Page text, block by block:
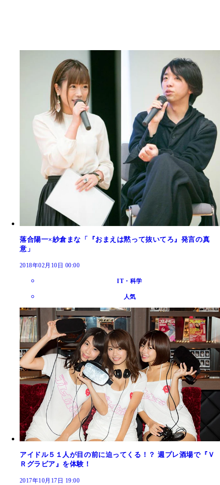
落合陽一×紗倉まな「『おまえは黙って抜いてろ』発言の真
意」
2018年02月10日 00:00
IT・科学
人気
アイドル５１人が目の前に迫ってくる！？ 週プレ酒場で『Ｖ
Ｒグラビア』を体験！
2017年10月17日 19:00